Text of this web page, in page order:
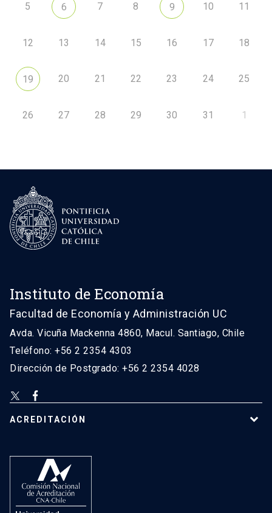
5 6 7 8 9 10 11
12 13 14 15 16 17 18
19 20 21 22 23 24 25
26 27 28 29 30 31 1
Instituto de Economía
Facultad de Economía y Administración UC
Avda. Vicuña Mackenna 4860, Macul. Santiago, Chile
Teléfono: +56 2 2354 4303
Dirección de Postgrado: +56 2 2354 4028
ACREDITACIÓN